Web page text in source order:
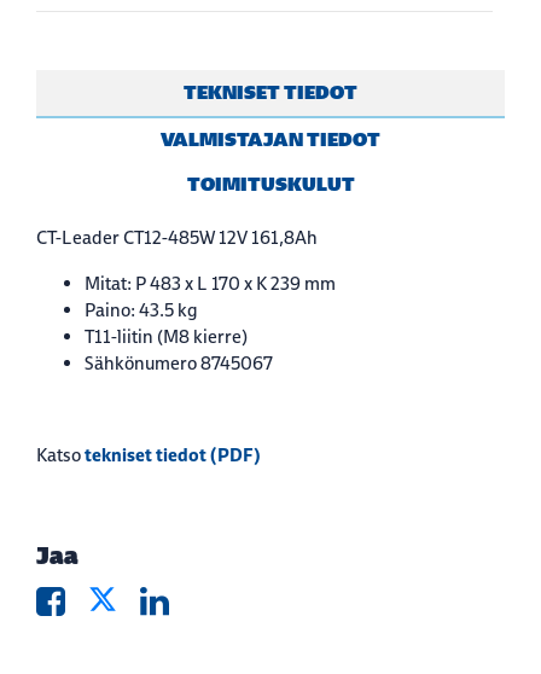
TEKNISET TIEDOT
VALMISTAJAN TIEDOT
TOIMITUSKULUT
CT-Leader CT12-485W 12V 161,8Ah
Mitat: P 483 x L 170 x K 239 mm
Paino: 43.5 kg
T11-liitin (M8 kierre)
Sähkönumero 8745067
Katsotekniset tiedot (PDF)
Jaa